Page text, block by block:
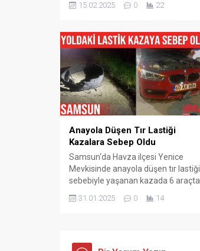
kaybetti, 2 kişi yaralandı. Kaza,
kara yolunda Havza ilçesine bağlı
Yenice mevkisinde meydana geldi.
Edinilen bilgiye göre, Ankara
istikametine seyir halinde olan Ali
Yıldızoğlu (40) yönetimindeki 55
AJK 271...
15.02.2025 0 22
Anayola Düşen Tır Lastiği
Kazalara Sebep Oldu
Samsun‘da Havza ilçesi Yenice
Mevkisinde anayola düşen tır lastiği
sebebiyle yaşanan kazada 6 araçta
Havza ilçesine bağlı Yenice Mevkisi
31.01.2025 0 14